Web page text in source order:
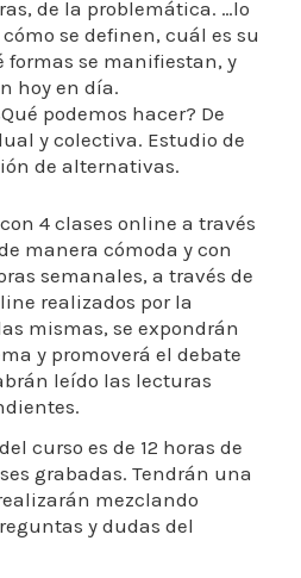
de la problemática. …lo
se definen, cuál es su
formas se manifiestan, y
hoy en día.
podemos hacer? De
y colectiva. Estudio de
de alternativas.
4 clases online a través
manera cómoda y con
semanales, a través de
realizados por la
mismas, se expondrán
y promoverá el debate
leído las lecturas
curso es de 12 horas de
grabadas. Tendrán una
mezclando
y dudas del